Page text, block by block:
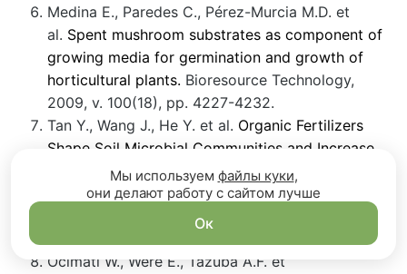
Medina E., Paredes C., Pérez-Murcia M.D. et
al. Spent mushroom substrates as component of
growing media for germination and growth of
horticultural plants. Bioresource Technology,
2009, v. 100(18), pp. 4227-4232.
Tan Y., Wang J., He Y. et al. Organic Fertilizers
Shape Soil Microbial Communities and Increase
Soil Amino Acid Metabolites Content in a
Blueberry Orchard.Microbial Ecology, 2022 Jan
22. doi: 10.1007/s00248-022-01960-7. Online
Ocimati W., Were E., Tazuba A.F. et
Мы используем файлы куки,
они делают работу с сайтом лучше
Ок